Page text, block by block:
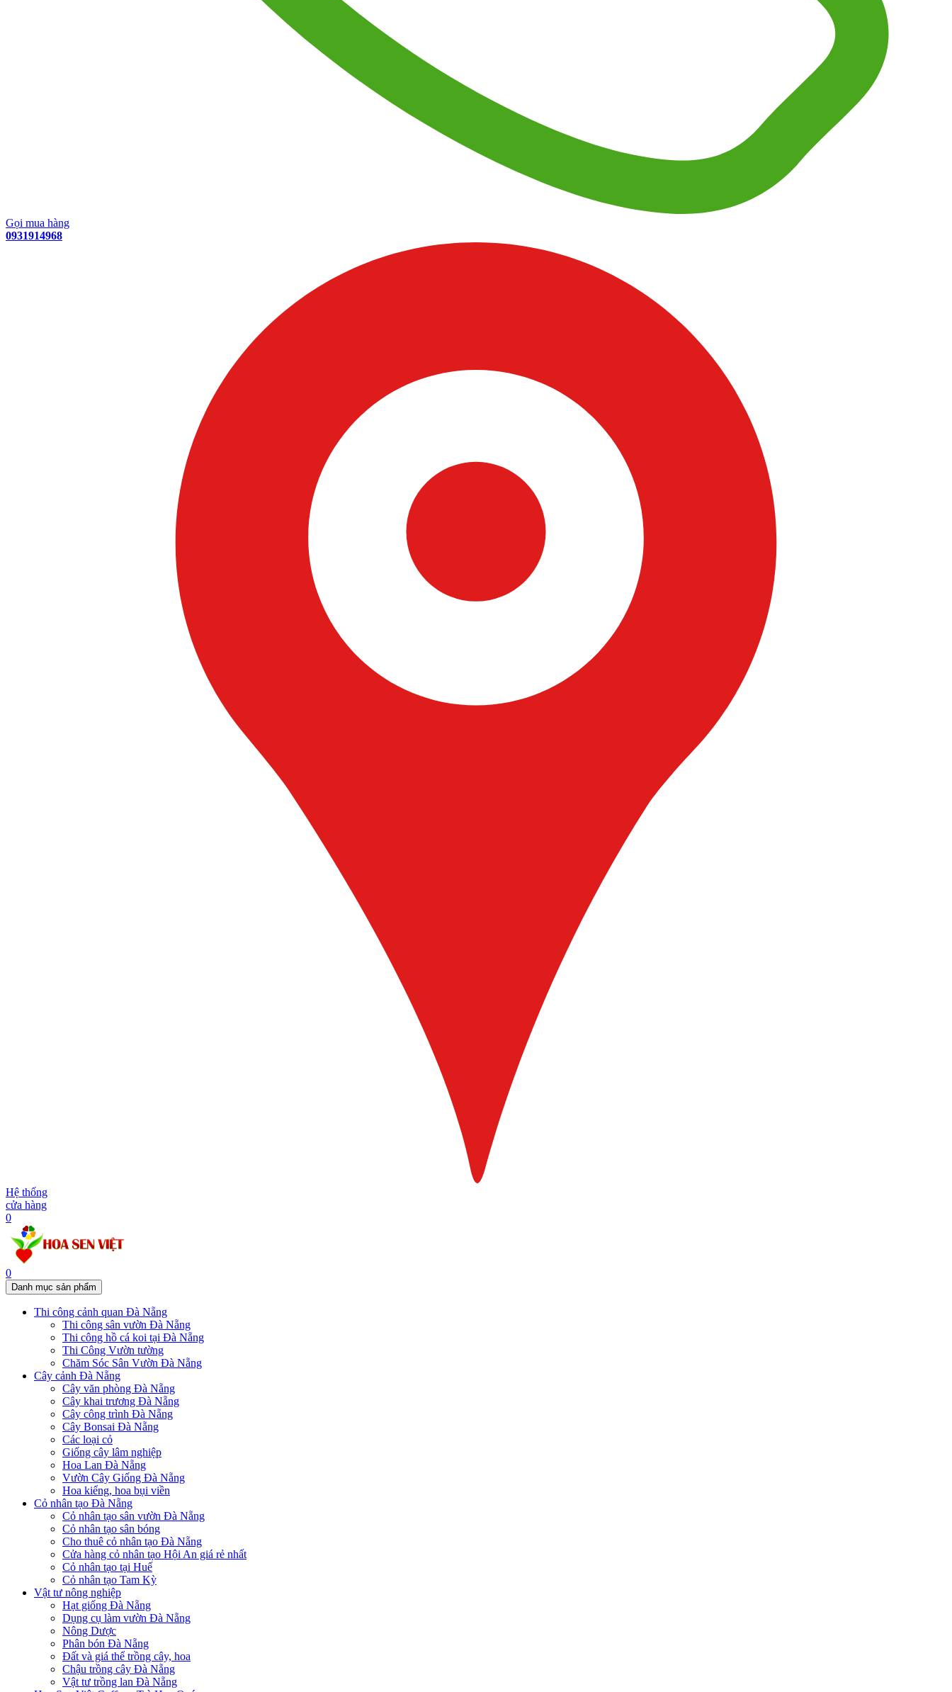
Gọi mua hàng
0931914968
Hệ thống
cửa hàng
0
0
Danh mục sản phẩm
Thi công cảnh quan Đà Nẵng
Thi công sân vườn Đà Nẵng
Thi công hồ cá koi tại Đà Nẵng
Thi Công Vườn tường
Chăm Sóc Sân Vườn Đà Nẵng
Cây cảnh Đà Nẵng
Cây văn phòng Đà Nẵng
Cây khai trương Đà Nẵng
Cây công trình Đà Nẵng
Cây Bonsai Đà Nẵng
Các loại cỏ
Giống cây lâm nghiệp
Hoa Lan Đà Nẵng
Vườn Cây Giống Đà Nẵng
Hoa kiểng, hoa bụi viền
Cỏ nhân tạo Đà Nẵng
Cỏ nhân tạo sân vườn Đà Nẵng
Cỏ nhân tạo sân bóng
Cho thuê cỏ nhân tạo Đà Nẵng
Cửa hàng cỏ nhân tạo Hội An giá rẻ nhất
Cỏ nhân tạo tại Huế
Cỏ nhân tạo Tam Kỳ
Vật tư nông nghiệp
Hạt giống Đà Nẵng
Dụng cụ làm vườn Đà Nẵng
Nông Dược
Phân bón Đà Nẵng
Đất và giá thể trồng cây, hoa
Chậu trồng cây Đà Nẵng
Vật tư trồng lan Đà Nẵng